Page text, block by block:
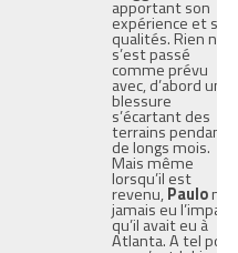
apportant son
expérience et ses
qualités. Rien ne
s’est passé
comme prévu
avec, d’abord une
blessure
s’écartant des
terrains pendant
de longs mois.
Mais même
lorsqu’il est
revenu,Paulon’a
jamais eu l’impact
qu’il avait eu à
Atlanta. A tel